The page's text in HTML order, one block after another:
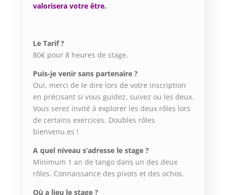
valorisera votre être.
Le Tarif ?
80€ pour 8 heures de stage.
Puis-je venir sans partenaire ?
Oui, merci de le dire lors de votre inscription
en précisant si vous guidez, suivez ou les deux.
Vous serez invité à explorer les deux rôles lors
de certains exercices. Doubles rôles
bienvenu.es !
A quel niveau s’adresse le stage ?
Minimum 1 an de tango dans un des deux
rôles. Connaissance des pivots et des ochos.
Où a lieu le stage ?